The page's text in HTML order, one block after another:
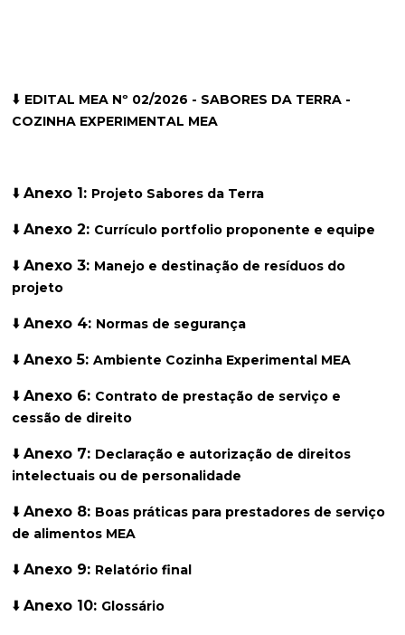
⬇️ EDITAL MEA Nº 02/2026 - SABORES DA TERRA -
COZINHA EXPERIMENTAL MEA
⬇️Anexo 1: Projeto Sabores da Terra
⬇️Anexo 2: Currículo portfolio proponente e equipe
⬇️Anexo 3: Manejo e destinação de resíduos do
projeto
⬇️Anexo 4: Normas de segurança
⬇️Anexo 5:Ambiente Cozinha Experimental MEA
⬇️Anexo 6: Contrato de prestação de serviço e
cessão de direito
⬇️Anexo 7: Declaração e autorização de direitos
intelectuais ou de personalidade
⬇️Anexo 8: Boas práticas para prestadores de serviço
de alimentos MEA
⬇️Anexo 9: Relatório final
⬇️Anexo 10: Glossário